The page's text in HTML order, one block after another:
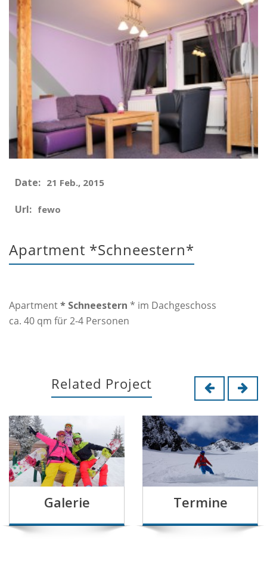
Date: 21 Feb., 2015
Url: fewo
Apartment *Schneestern*
Apartment* Schneestern * im Dachgeschoss
ca. 40 qm für 2-4 Personen
Related Project
Galerie Termine